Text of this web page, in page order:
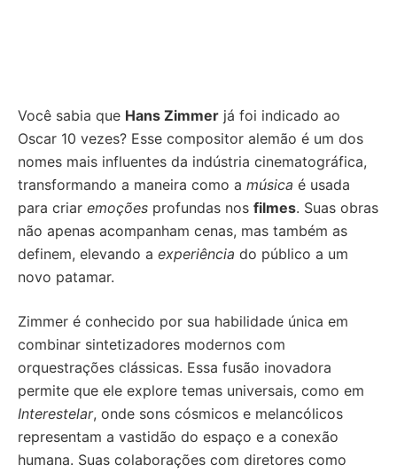
Você sabia que Hans Zimmer já foi indicado ao
Oscar 10 vezes? Esse compositor alemão é um dos
nomes mais influentes da indústria cinematográfica,
transformando a maneira como a música é usada
para criar emoções profundas nos filmes. Suas obras
não apenas acompanham cenas, mas também as
definem, elevando a experiência do público a um
novo patamar.
Zimmer é conhecido por sua habilidade única em
combinar sintetizadores modernos com
orquestrações clássicas. Essa fusão inovadora
permite que ele explore temas universais, como em
Interestelar, onde sons cósmicos e melancólicos
representam a vastidão do espaço e a conexão
humana. Suas colaborações com diretores como